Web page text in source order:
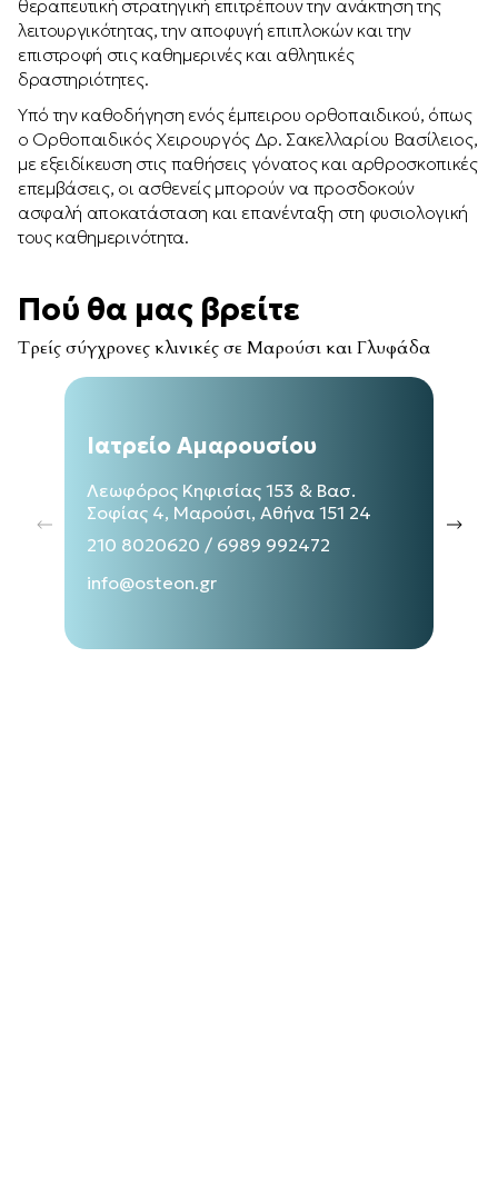
θεραπευτική στρατηγική επιτρέπουν την ανάκτηση της
λειτουργικότητας, την αποφυγή επιπλοκών και την
επιστροφή στις καθημερινές και αθλητικές
δραστηριότητες.
Υπό την καθοδήγηση ενός έμπειρου ορθοπαιδικού, όπως
ο Ορθοπαιδικός Χειρουργός Δρ. Σακελλαρίου Βασίλειος,
με εξειδίκευση στις παθήσεις γόνατος και αρθροσκοπικές
επεμβάσεις, οι ασθενείς μπορούν να προσδοκούν
ασφαλή αποκατάσταση και επανένταξη στη φυσιολογική
τους καθημερινότητα.
Πού θα μας βρείτε
Τρείς σύγχρονες κλινικές σε Μαρούσι και Γλυφάδα
Ιατρείο Αμαρουσίου
Λεωφόρος Κηφισίας 153 & Βασ.
Σοφίας 4, Μαρούσι, Αθήνα 151 24
210 8020620 / 6989 992472
info@osteon.gr